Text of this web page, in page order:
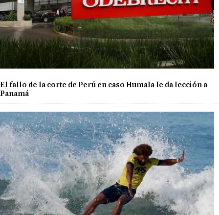
El fallo de la corte de Perú en caso Humala le da lección a
Panamá